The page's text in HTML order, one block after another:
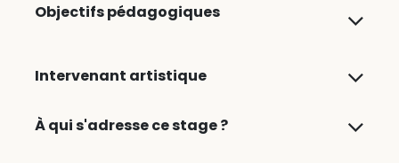
Objectifs pédagogiques
Intervenant artistique
À qui s'adresse ce stage ?